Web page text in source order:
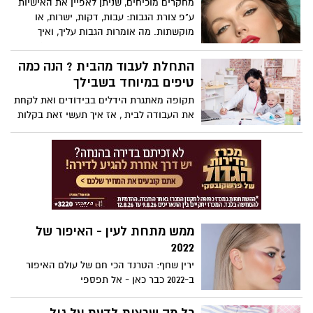
מחקרים מוכיחים, שניתן לאפיין את האישיות
ע"פ צורת הגבות: עבות, דקות, ישרות, או
מוקשתות. מה אומרות הגבות עליך, ואיך
שחף)
התחלת לעבוד מהבית ? הנה כמה
טיפים במיוחד בשבילך
תקופה מאתגרת הידלים בבידודים ואת לקחת
את העבודה לבית , אז איך תעשי זאת בקלות
וביעילות
ממש מתחת לעין - האיפור של
2022
ירין שחף: הטרנד הכי חם של עולם האיפור
ב-2022 כבר כאן - אל תפספי